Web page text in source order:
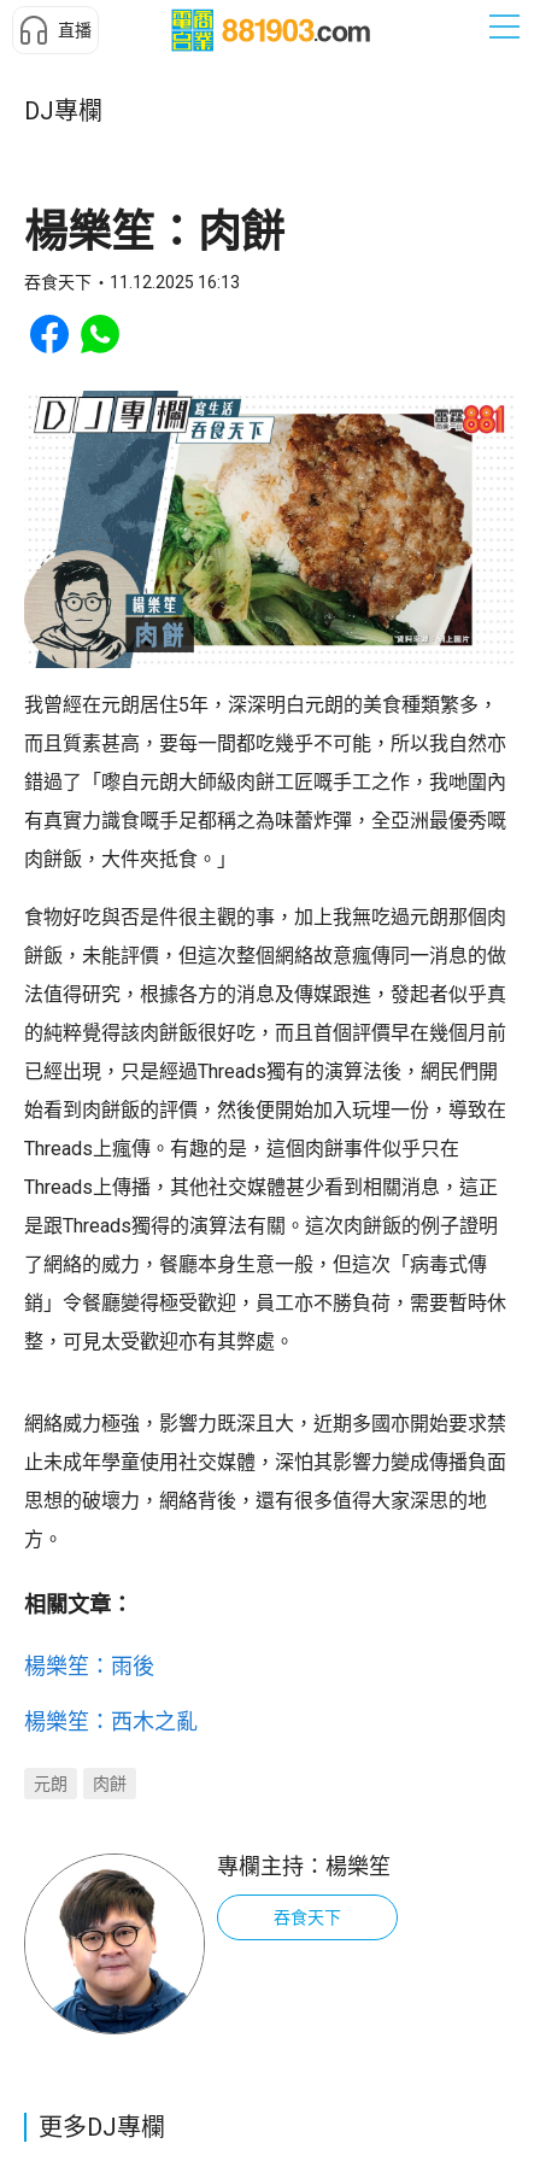
直播
DJ專欄
楊樂笙：肉餅
吞食天下 11.12.2025 16:13
Share to Facebook
Share to WhatsApp
我曾經在元朗居住5年，深深明白元朗的美食種類繁多，
而且質素甚高，要每一間都吃幾乎不可能，所以我自然亦
錯過了「嚟自元朗大師級肉餅工匠嘅手工之作，我哋圍內
有真實力識食嘅手足都稱之為味蕾炸彈，全亞洲最優秀嘅
肉餅飯，大件夾抵食。」
食物好吃與否是件很主觀的事，加上我無吃過元朗那個肉
餅飯，未能評價，但這次整個網絡故意瘋傳同一消息的做
法值得研究，根據各方的消息及傳媒跟進，發起者似乎真
的純粹覺得該肉餅飯很好吃，而且首個評價早在幾個月前
已經出現，只是經過Threads獨有的演算法後，網民們開
始看到肉餅飯的評價，然後便開始加入玩埋一份，導致在
Threads上瘋傳。有趣的是，這個肉餅事件似乎只在
Threads上傳播，其他社交媒體甚少看到相關消息，這正
是跟Threads獨得的演算法有關。這次肉餅飯的例子證明
了網絡的威力，餐廳本身生意一般，但這次「病毒式傳
銷」令餐廳變得極受歡迎，員工亦不勝負荷，需要暫時休
整，可見太受歡迎亦有其弊處。
網絡威力極強，影響力既深且大，近期多國亦開始要求禁
止未成年學童使用社交媒體，深怕其影響力變成傳播負面
思想的破壞力，網絡背後，還有很多值得大家深思的地
方。
相關文章：
楊樂笙：雨後
楊樂笙：西木之亂
元朗 肉餅
專欄主持： 楊樂笙
吞食天下
更多DJ專欄